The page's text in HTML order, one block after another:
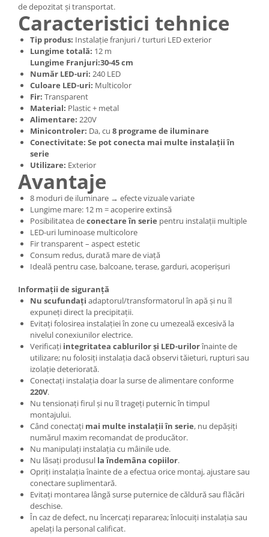
de depozitat și transportat.
Caracteristici tehnice
Tip produs: Instalație franjuri / turturi LED exterior
Lungime totală: 12 m
Lungime Franjuri:30-45 cm
Număr LED-uri: 240 LED
Culoare LED-uri: Multicolor
Fir: Transparent
Material: Plastic + metal
Alimentare: 220V
Minicontroler: Da, cu 8 programe de iluminare
Conectivitate: Se pot conecta mai multe instalații în
serie
Utilizare: Exterior
Avantaje
8 moduri de iluminare → efecte vizuale variate
Lungime mare: 12 m = acoperire extinsă
Posibilitatea deconectare în serie pentru instalații multiple
LED-uri luminoase multicolore
Fir transparent – aspect estetic
Consum redus, durată mare de viață
Ideală pentru case, balcoane, terase, garduri, acoperișuri
Informații de siguranță
Nu scufundați adaptorul/transformatorul în apă și nu îl
expuneți direct la precipitații.
Evitați folosirea instalației în zone cu umezeală excesivă la
nivelul conexiunilor electrice.
Verificați integritatea cablurilor și LED-urilorînainte de
utilizare; nu folosiți instalația dacă observi tăieturi, rupturi sau
izolație deteriorată.
Conectați instalația doar la surse de alimentare conforme
220V.
Nu tensionați firul și nu îl trageți puternic în timpul
montajului.
Când conectați mai multe instalații în serie, nu depășiți
numărul maxim recomandat de producător.
Nu manipulați instalația cu mâinile ude.
Nu lăsați produsul la îndemâna copiilor.
Opriți instalația înainte de a efectua orice montaj, ajustare sau
conectare suplimentară.
Evitați montarea lângă surse puternice de căldură sau flăcări
deschise.
În caz de defect, nu încercați repararea; înlocuiți instalația sau
apelați la personal calificat.